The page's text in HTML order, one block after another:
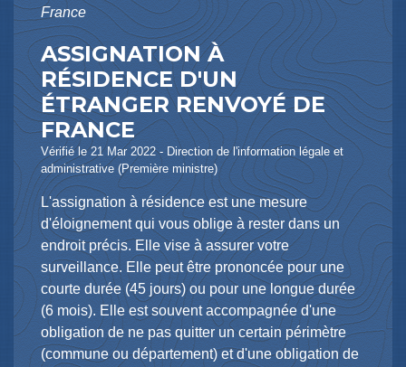
France
ASSIGNATION À
RÉSIDENCE D'UN
ÉTRANGER RENVOYÉ DE
FRANCE
Vérifié le 21 Mar 2022 - Direction de l'information légale et
administrative (Première ministre)
L'assignation à résidence est une mesure
d'éloignement qui vous oblige à rester dans un
endroit précis. Elle vise à assurer votre
surveillance. Elle peut être prononcée pour une
courte durée (45 jours) ou pour une longue durée
(6 mois). Elle est souvent accompagnée d'une
obligation de ne pas quitter un certain périmètre
(commune ou département) et d'une obligation de